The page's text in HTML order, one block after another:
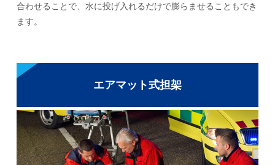
合わせることで、水に投げ入れるだけで膨らませることもでき
ます。
エアマット式担架